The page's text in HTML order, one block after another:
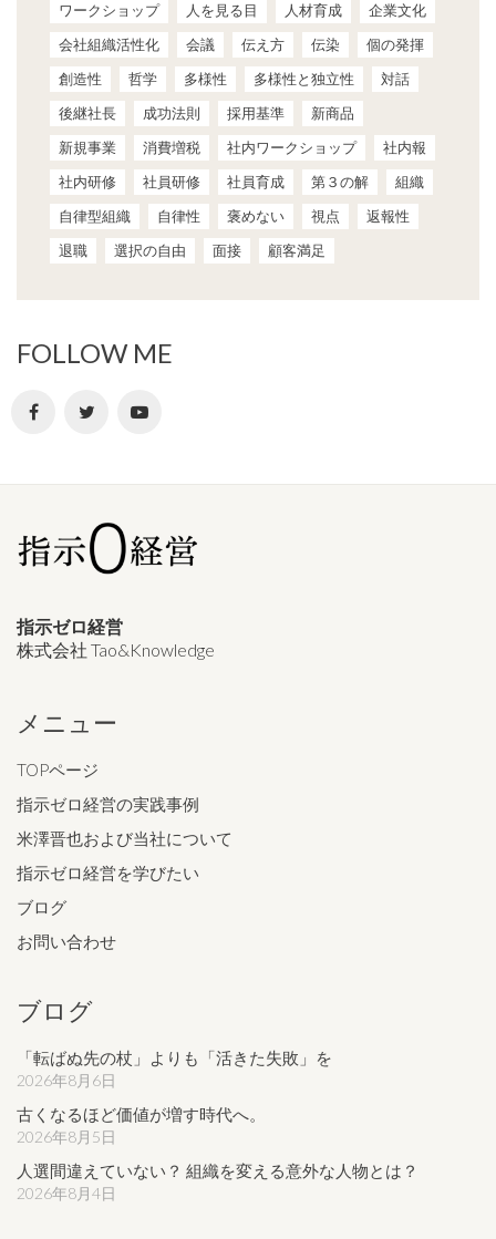
ワークショップ
人を見る目 人材育成
企業文化
会社組織活性化
会議 伝え方 伝染
個の発揮
創造性
哲学 多様性 多様性と独立性
対話
後継社長
成功法則 採用基準
新商品
新規事業
消費増税 社内ワークショップ
社内報
社内研修
社員研修 社員育成 第３の解
組織
自律型組織
自律性 褒めない 視点
返報性
退職
選択の自由 面接 顧客満足
FOLLOW ME
指示ゼロ経営
株式会社 Tao&Knowledge
メニュー
TOPページ
指示ゼロ経営の実践事例
米澤晋也および当社について
指示ゼロ経営を学びたい
ブログ
お問い合わせ
ブログ
「転ばぬ先の杖」よりも「活きた失敗」を
2026年8月6日
古くなるほど価値が増す時代へ。
2026年8月5日
人選間違えていない？ 組織を変える意外な人物とは？
2026年8月4日